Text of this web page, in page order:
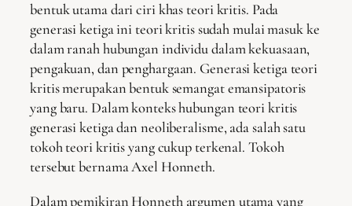
bentuk utama dari ciri khas teori kritis. Pada
generasi ketiga ini teori kritis sudah mulai masuk ke
dalam ranah hubungan individu dalam kekuasaan,
pengakuan, dan penghargaan. Generasi ketiga teori
kritis merupakan bentuk semangat emansipatoris
yang baru. Dalam konteks hubungan teori kritis
generasi ketiga dan neoliberalisme, ada salah satu
tokoh teori kritis yang cukup terkenal. Tokoh
tersebut bernama Axel Honneth.
Dalam pemikiran Honneth argumen utama yang